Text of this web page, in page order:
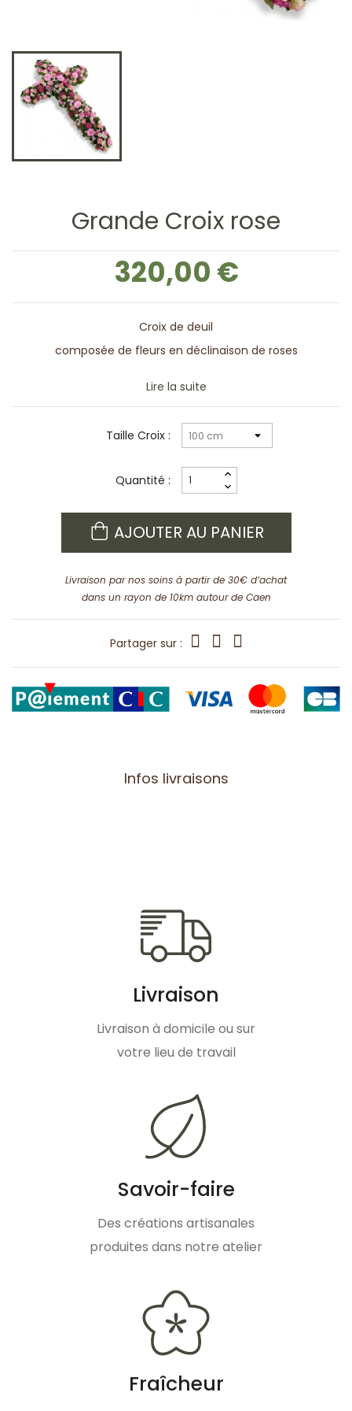
Grande Croix rose
320,00 €
Croix de deuil
composée de fleurs en déclinaison de roses
Lire la suite
Taille Croix :
Quantité :
AJOUTER AU PANIER
Livraison par nos soins à partir de 30€ d’achat
dans un rayon de 10km autour de Caen
Partager sur :
Infos livraisons
Livraison
Livraison à domicile ou sur
votre lieu de travail
Savoir-faire
Des créations artisanales
produites dans notre atelier
Fraîcheur